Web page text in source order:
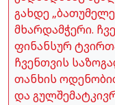
გახდე
მხარდამჭერი.
ფინანსურ
ჩვენთვის
თანხის
და